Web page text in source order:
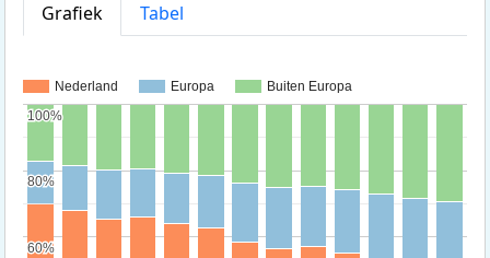
Grafiek
Tabel
Nederland Europa Buiten Europa
60%
60%
80%
80%
100%
100%